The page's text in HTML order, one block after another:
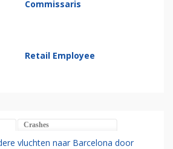
Commissaris
Retail Employee
Crashes
vluchten naar Barcelona door